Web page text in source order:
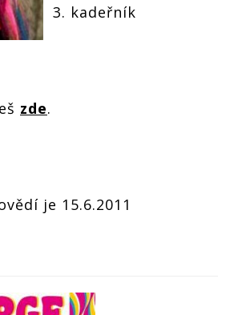
3. kadeřník
zde.
je 15.6.2011